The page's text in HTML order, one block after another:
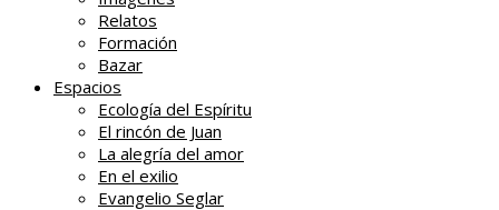
Relatos
Formación
Bazar
Espacios
Ecología del Espíritu
El rincón de Juan
La alegría del amor
En el exilio
Evangelio Seglar